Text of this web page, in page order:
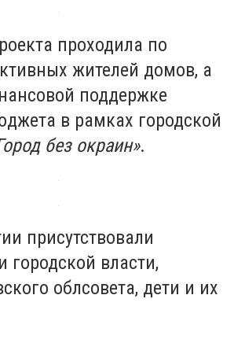
проходила по
жителей домов, а
поддержке
в рамках городской
без окраин».
присутствовали
городской власти,
облсовета, дети и их